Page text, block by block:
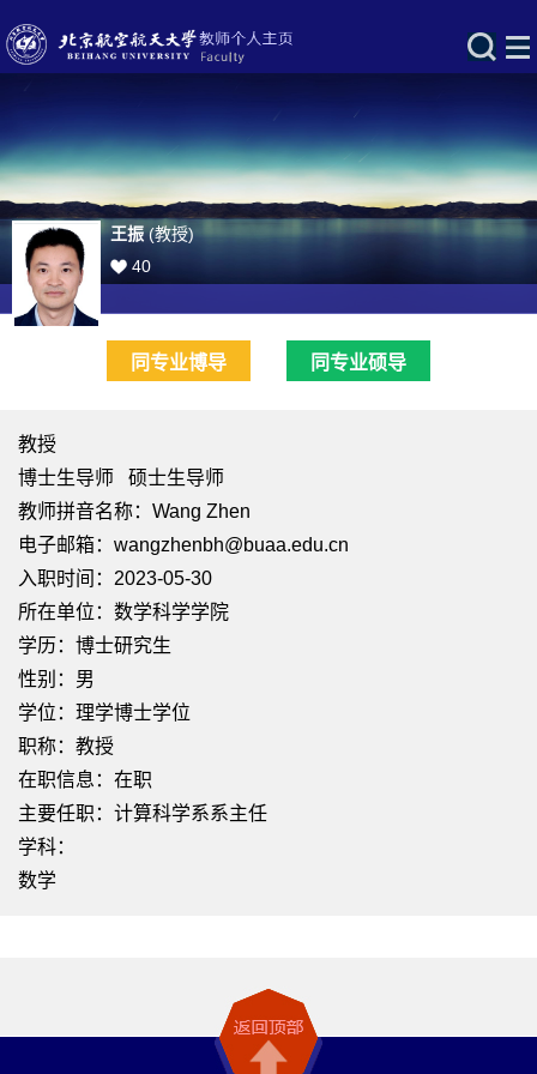
王振(教授)
40
同专业博导 同专业硕导
教授
博士生导师 硕士生导师
教师拼音名称：Wang Zhen
电子邮箱： wangzhenbh@buaa.edu.cn
入职时间：2023-05-30
所在单位：数学科学学院
学历：博士研究生
性别：男
学位：理学博士学位
职称：教授
在职信息：在职
主要任职：计算科学系系主任
学科：
数学